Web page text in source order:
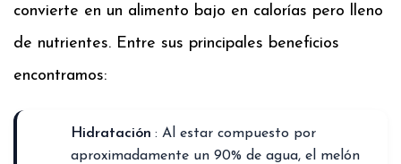
convierte en un alimento bajo en calorías pero lleno
de nutrientes. Entre sus principales beneficios
encontramos:
Hidratación : Al estar compuesto por
aproximadamente un 90% de agua, el melón